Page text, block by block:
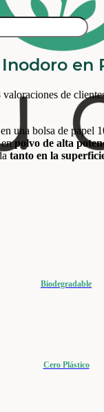
en
valoraciones de
una bolsa de papel
enpolvo de alta
tanto en la
Biodegradable
Cero Plástico